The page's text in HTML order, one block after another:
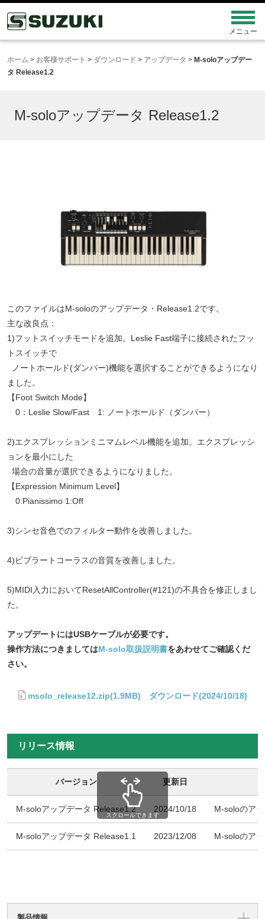
ホーム > お客様サポート > ダウンロード > アップデータ > M-soloアップデー
タ Release1.2
M-soloアップデータ Release1.2
このファイルはM-soloのアップデータ・Release1.2です。
主な改良点：
1)フットスイッチモードを追加。Leslie Fast端子に接続されたフッ
トスイッチで
ノートホールド(ダンパー)機能を選択することができるようになり
ました。
【Foot Switch Mode】
0：Leslie Slow/Fast 1: ノートホールド（ダンパー）
2)エクスプレッションミニマムレベル機能を追加。エクスプレッシ
ョンを最小にした
場合の音量が選択できるようになりました。
【Expression Minimum Level】
0:Pianissimo 1:Off
3)シンセ音色でのフィルター動作を改善しました。
4)ビブラートコーラスの音質を改善しました。
5)MIDI入力においてResetAllController(#121)の不具合を修正しまし
た。
アップデートにはUSBケーブルが必要です。
操作方法につきましてはM-solo取扱説明書をあわせてご確認くだ
さい。
msolo_release12.zip(1.9MB) ダウンロード(2024/10/18)
リリース情報
バージョン 更新日
M-soloアップデータ Release1.2 2024/10/18 M-soloのア
M-soloアップデータ Release1.1 2023/12/08 M-soloのア
スクロールできます